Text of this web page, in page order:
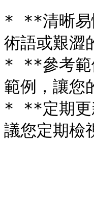
* **清晰易
術語或艱澀
* **參考範
範例，讓您
* **定期更